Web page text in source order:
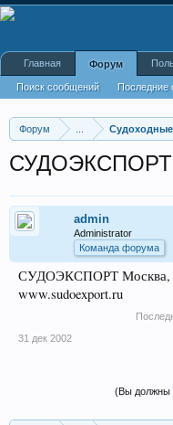
Форум Судоходные
СУДОЭКСПОРТ
admin
Administrator
Команда форума
СУДОЭКСПОРТ Москва,
www.sudoexport.ru
31 дек 2002
(Вы должны
Главная Форум
Поиск сообщений Последние